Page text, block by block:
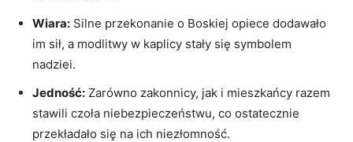
Wiara: Silne przekonanie o Boskiej opiece dodawało‍
im sił, ​a modlitwy w kaplicy stały się symbolem‌
nadziei.
Jedność: Zarówno zakonnicy, ‌jak ⁢i mieszkańcy⁣ razem
stawili ⁢czoła niebezpieczeństwu, co ⁢ostatecznie
przekładało się na ich niezłomność.